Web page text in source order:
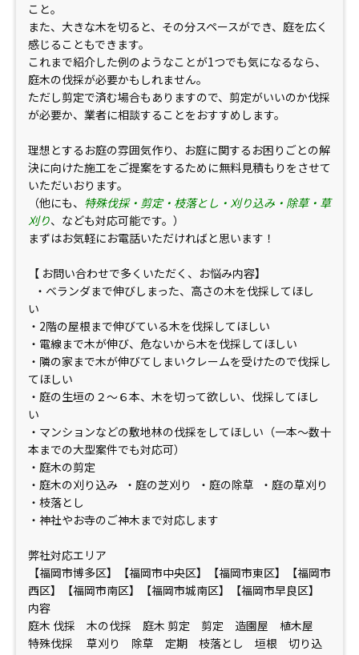
こと。
また、大きな木を切ると、その分スペースができ、庭を広く
感じることもできます。
これまで紹介した例のようなことが1つでも気になるなら、
庭木の伐採が必要かもしれません。
ただし剪定で済む場合もありますので、剪定がいいのか伐採
が必要か、業者に相談することをおすすめします。
理想とするお庭の雰囲気作り、お庭に関するお困りごとの解
決に向けた施工をご提案をするために無料見積もりをさせて
いただいおります。
（他にも、 特殊伐採・剪定・枝落とし・刈り込み・除草・草
刈り、なども対応可能です。）
まずはお気軽にお電話いただければと思います！
【 お問い合わせで多くいただく、お悩み内容】
・ベランダまで伸びしまった、高さの木を伐採してほし
い
・2階の屋根まで伸びている木を伐採してほしい
・電線まで木が伸び、危ないから木を伐採してほしい
・隣の家まで木が伸びてしまいクレームを受けたので伐採し
てほしい
・庭の生垣の２〜６本、木を切って欲しい、伐採してほし
い
・マンションなどの敷地林の伐採をしてほしい（一本〜数十
本までの大型案件でも対応可）
・庭木の剪定
・庭木の刈り込み ・庭の芝刈り ・庭の除草 ・庭の草刈り
・枝落とし
・神社やお寺のご神木まで対応します
弊社対応エリア
【福岡市博多区】【福岡市中央区】【福岡市東区】【福岡市
西区】【福岡市南区】【福岡市城南区】【福岡市早良区】
内容
庭木 伐採 木の伐採 庭木 剪定 剪定 造園屋 植木屋
特殊伐採 草刈り 除草 定期 枝落とし 垣根 切り込